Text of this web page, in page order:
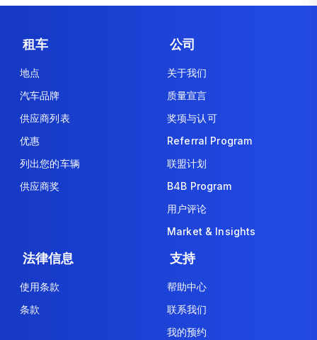
租车
地点
汽车品牌
供应商列表
优惠
列出您的车辆
供应商奖
公司
关于我们
质量宣言
奖项与认可
Referral Program
联盟计划
B4B Program
用户评论
Market & Insights
法律信息
使用条款
条款
支持
帮助中心
联系我们
我的预约